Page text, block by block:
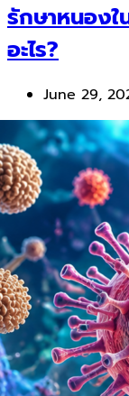
รักษาหนอง
อะไร?
June 29,